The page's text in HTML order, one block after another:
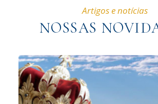
Artigos e notícias
NOSSAS